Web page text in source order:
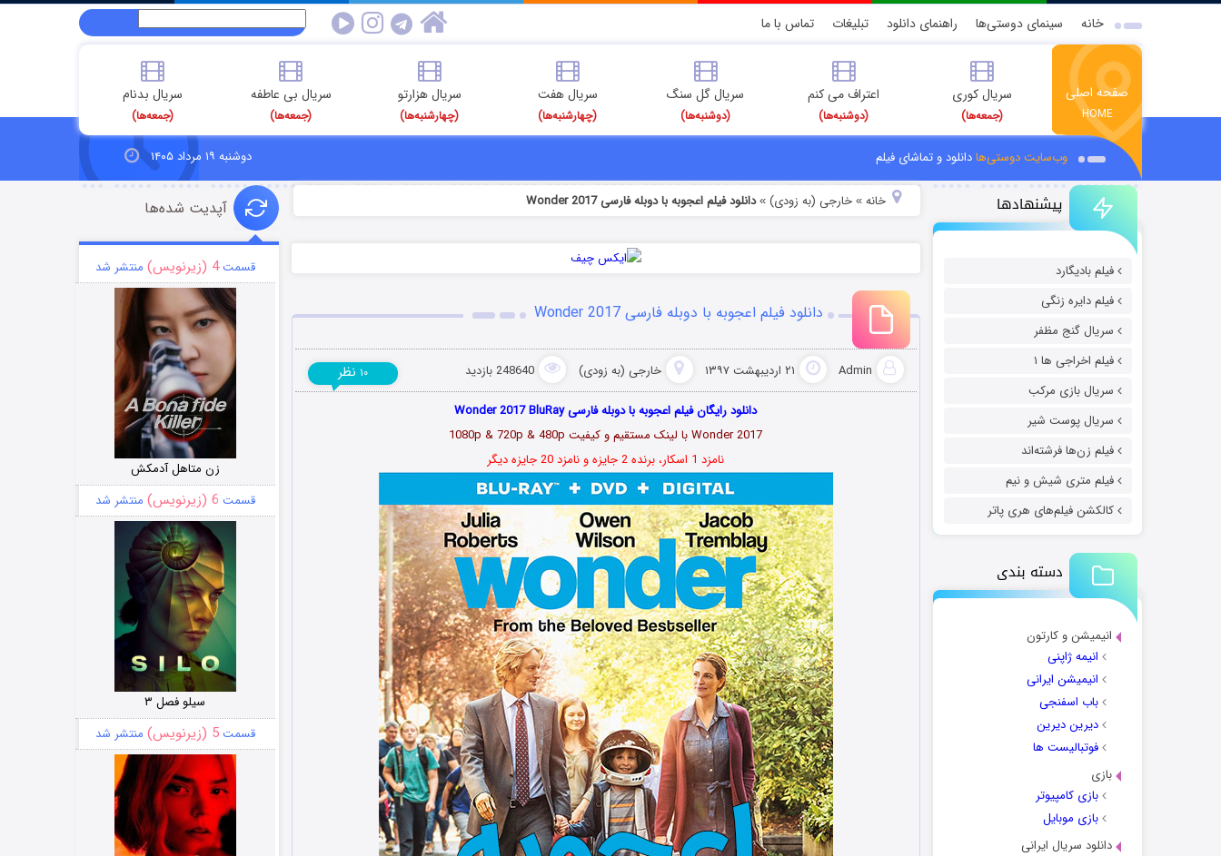
خانه سینمای دوستی‌ها راهنمای دانلود تبلیغات تماس با ما
صفحه اصلی
HOME
سریال کوری
(جمعه‌ها)
اعتراف می کنم
(دوشنبه‌ها)
سریال گل سنگ
(دوشنبه‌ها)
سریال هفت
(چهارشنبه‌ها)
سریال هزارتو
(چهارشنبه‌ها)
سریال بی عاطفه
(جمعه‌ها)
سریال بدنام
(جمعه‌ها)
وب‌سایت دوستی‌هادانلود و تماشای فیلم دوشنبه ۱۹ مرداد ۱۴۰۵
پیشنهادها
فیلم بادیگارد
فیلم دایره زنگی
سریال گنج مظفر
فیلم اخراجی ها ۱
سریال بازی مرکب
سریال پوست شیر
فیلم زن‌ها فرشته‌اند
فیلم متری شیش و نیم
کالکشن فیلم‌های هری پاتر
دسته بندی
انیمیشن و کارتون
انیمه ژاپنی
انیمیشن ایرانی
باب اسفنجی
دیرین دیرین
فوتبالیست ها
بازی
بازی کامپیوتر
بازی موبایل
دانلود سریال ایرانی
خانه» خارجی (به زودی)»دانلود فیلم اعجوبه با دوبله فارسی Wonder 2017
دانلود فیلم اعجوبه با دوبله فارسی Wonder 2017
Admin ۲۱ اردیبهشت ۱۳۹۷ خارجی (به زودی) 248640 بازدید ۱۰ نظر
دانلود رایگان فیلم اعجوبه با دوبله فارسی Wonder 2017 BluRay
Wonder 2017 با لینک مستقیم و کیفیت 1080p & 720p & 480p
نامزد 1 اسکار، برنده 2 جایزه و نامزد 20 جایزه دیگر
آپدیت شده‌ها
قسمت4 (زیرنویس) منتشر شد
زن متاهل آدمکش
قسمت 6 (زیرنویس) منتشر شد
سیلو فصل ۳
قسمت5 (زیرنویس) منتشر شد